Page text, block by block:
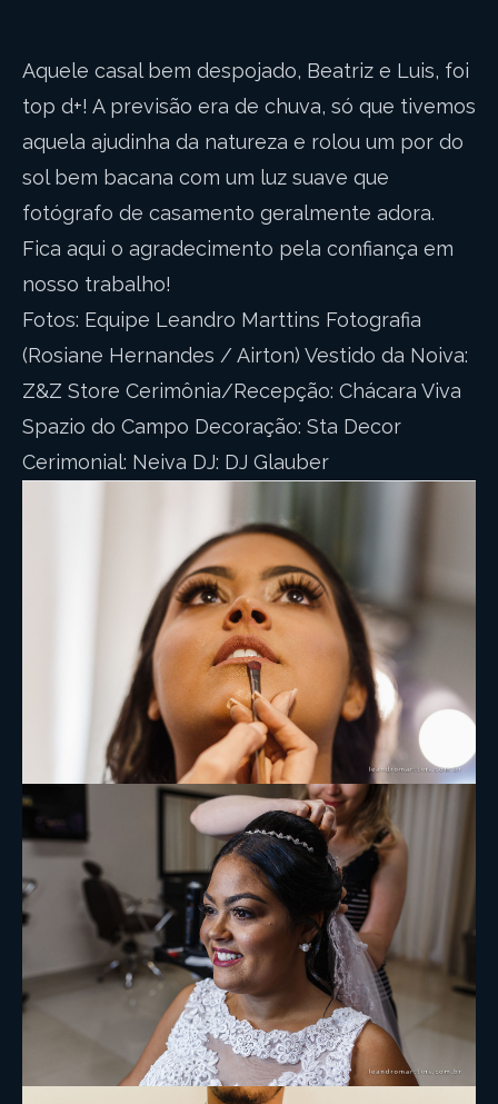
Aquele casal bem despojado, Beatriz e Luis, foi
top d+! A previsão era de chuva, só que tivemos
aquela ajudinha da natureza e rolou um por do
sol bem bacana com um luz suave que
fotógrafo de casamento geralmente adora.
Fica aqui o agradecimento pela confiança em
nosso trabalho!
Fotos: Equipe Leandro Marttins Fotografia
(Rosiane Hernandes / Airton) Vestido da Noiva:
Z&Z Store Cerimônia/Recepção: Chácara Viva
Spazio do Campo Decoração: Sta Decor
Cerimonial: Neiva DJ: DJ Glauber